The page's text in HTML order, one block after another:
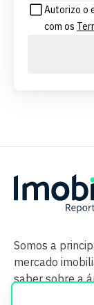
Autorizo o
com os
Somos a
mercado
saber sobre a